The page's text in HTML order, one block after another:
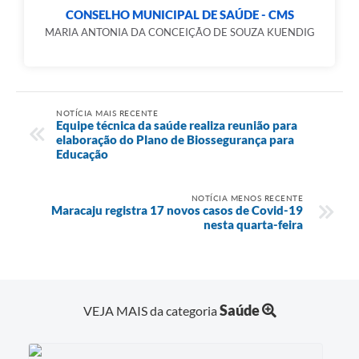
CONSELHO MUNICIPAL DE SAÚDE - CMS
MARIA ANTONIA DA CONCEIÇÃO DE SOUZA KUENDIG
NOTÍCIA MAIS RECENTE
Equipe técnica da saúde realiza reunião para
elaboração do Plano de Biossegurança para
Educação
NOTÍCIA MENOS RECENTE
Maracaju registra 17 novos casos de Covid-19
nesta quarta-feira
VEJA MAIS da categoriaSaúde